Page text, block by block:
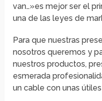
van…»es mejor ser el
una de las leyes de
Para que nuestras
nosotros queremos y
nuestros productos,
esmerada
un cable con unas